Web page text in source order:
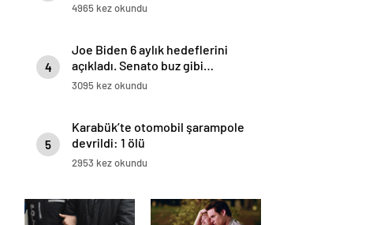
4965 kez okundu
4
Joe Biden 6 aylık hedeflerini
açıkladı. Senato buz gibi…
3095 kez okundu
5
Karabük’te otomobil şarampole
devrildi: 1 ölü
2953 kez okundu